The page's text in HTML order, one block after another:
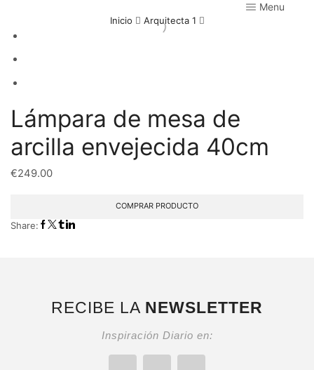
Menu
Inicio Arquitecta 1
Lámpara de mesa de
arcilla envejecida 40cm
€249.00
COMPRAR PRODUCTO
Share:
RECIBE LA NEWSLETTER
Inspiración Diario en: